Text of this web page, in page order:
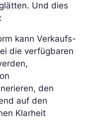
Und dies
kann Verkaufs-
die verfügbaren
den
auf den
Klarheit